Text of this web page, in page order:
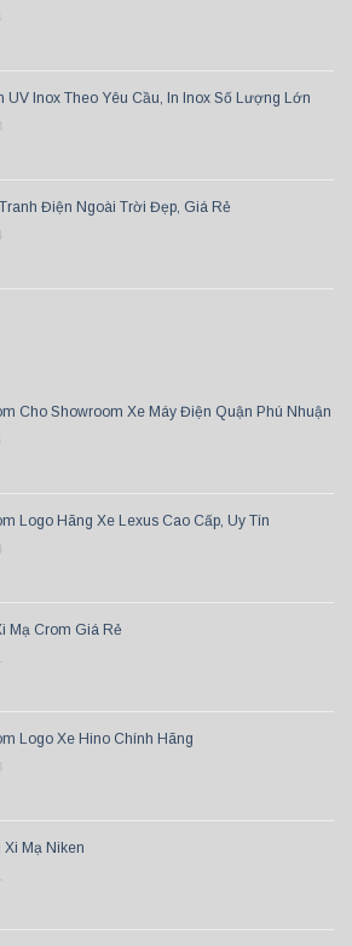
UV Inox Theo Yêu Cầu, In Inox Số Lượng Lớn
Điện Ngoài Trời Đẹp, Giá Rẻ
Cho Showroom Xe Máy Điện Quận Phú Nhuận
Logo Hãng Xe Lexus Cao Cấp, Uy Tín
Mạ Crom Giá Rẻ
Logo Xe Hino Chính Hãng
Xi Mạ Niken